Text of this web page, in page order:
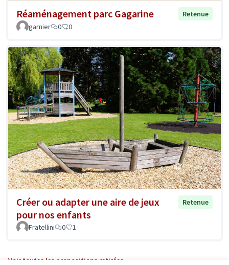
Réaménagement parc Gagarine
Retenue
garnier
0 0
Créer ou adapter une aire de jeux
pour nos enfants
Retenue
Fratellini 0 1
Voir toutes les propositions retirées